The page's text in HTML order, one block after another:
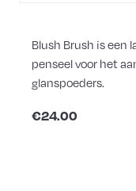
Blush Brush is een
penseel voor het
glanspoeders.
€24.00